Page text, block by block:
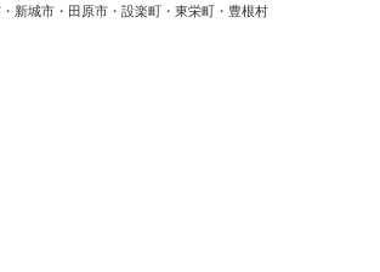
新城市・田原市・設楽町・東栄町・豊根村